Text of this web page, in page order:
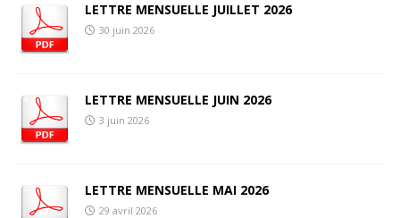
LETTRE MENSUELLE JUILLET 2026
30 juin 2026
LETTRE MENSUELLE JUIN 2026
3 juin 2026
LETTRE MENSUELLE MAI 2026
29 avril 2026